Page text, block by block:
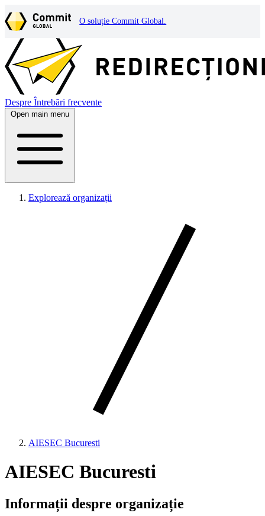
O soluție Commit Global.
Despre Întrebări frecvente
Open main menu
Explorează organizații
AIESEC Bucuresti
AIESEC Bucuresti
Informații despre organizație